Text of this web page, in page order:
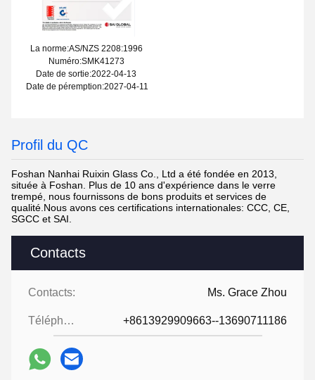
Contacts
Contacts: Ms. Grace Zhou
Téléphone: +8613929909663--13690711186
La norme:AS/NZS 2208:1996
Numéro:SMK41273
Date de sortie:2022-04-13
Date de péremption:2027-04-11
Profil du QC
Foshan Nanhai Ruixin Glass Co., Ltd a été fondée en 2013,
située à Foshan. Plus de 10 ans d'expérience dans le verre
trempé, nous fournissons de bons produits et services de
qualité.Nous avons ces certifications internationales: CCC, CE,
SGCC et SAI.